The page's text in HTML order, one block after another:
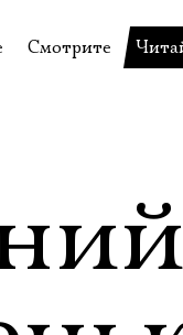
Смотрите
Внеклассные